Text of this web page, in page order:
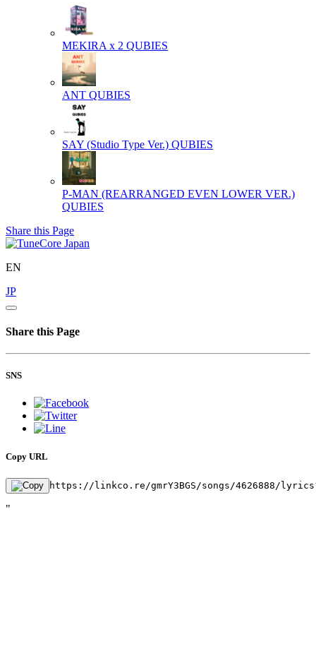
MEKIRA x 2 QUBIES
ANT QUBIES
SAY (Studio Type Ver.) QUBIES
P-MAN (REARRANGED EVEN LOWER VER.)
QUBIES
Share this Page
EN
JP
Share this Page
SNS
Copy URL
https://linkco.re/gmrY3BGS/songs/4626888/
"